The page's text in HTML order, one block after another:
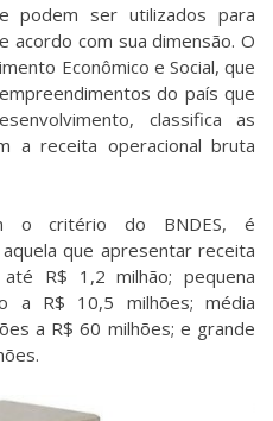
podem ser utilizados para
acordo com sua dimensão. O
Econômico e Social, que
do país que
classifica as
a receita operacional bruta
o critério do BNDES, é
que apresentar receita
R$ 1,2 milhão; pequena
a R$ 10,5 milhões; média
a R$ 60 milhões; e grande